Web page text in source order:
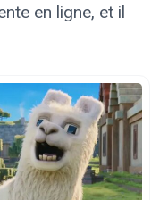
en ligne, et il